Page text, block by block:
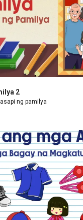
2
ng pamilya